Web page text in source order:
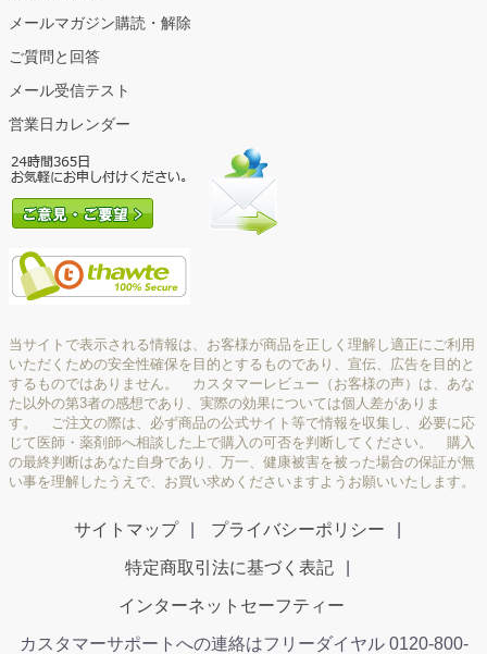
メールマガジン購読・解除
ご質問と回答
メール受信テスト
営業日カレンダー
当サイトで表示される情報は、お客様が商品を正しく理解し適正にご利用
いただくための安全性確保を目的とするものであり、宣伝、広告を目的と
するものではありません。 カスタマーレビュー（お客様の声）は、あな
た以外の第3者の感想であり、実際の効果については個人差がありま
す。 ご注文の際は、必ず商品の公式サイト等で情報を収集し、必要に応
じて医師・薬剤師へ相談した上で購入の可否を判断してください。 購入
の最終判断はあなた自身であり、万一、健康被害を被った場合の保証が無
い事を理解したうえで、お買い求めくださいますようお願いいたします。
サイトマップ プライバシーポリシー
特定商取引法に基づく表記
インターネットセーフティー
カスタマーサポートへの連絡はフリーダイヤル 0120-800-